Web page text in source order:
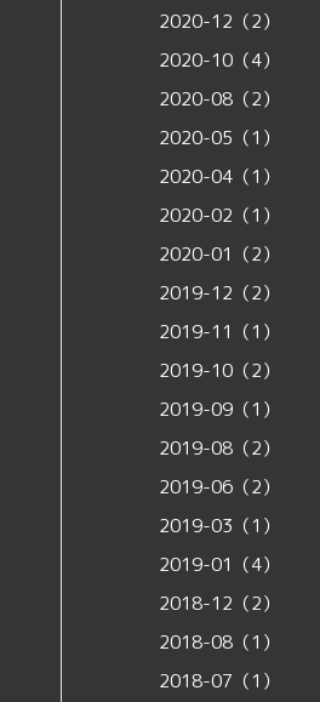
2020-12（2）
2020-10（4）
2020-08（2）
2020-05（1）
2020-04（1）
2020-02（1）
2020-01（2）
2019-12（2）
2019-11（1）
2019-10（2）
2019-09（1）
2019-08（2）
2019-06（2）
2019-03（1）
2019-01（4）
2018-12（2）
2018-08（1）
2018-07（1）